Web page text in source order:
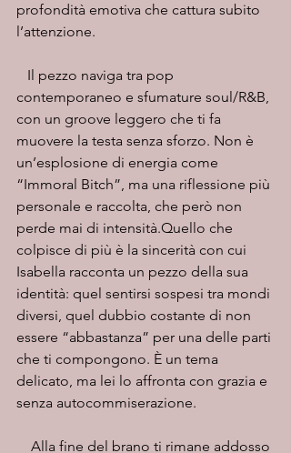
profondità emotiva che cattura subito
l’attenzione.
contemporaneo e sfumature soul/R&B,
con un groove leggero che ti fa
muovere la testa senza sforzo. Non è
un’esplosione di energia come
“Immoral Bitch”, ma una riflessione più
personale e raccolta, che però non
perde mai di intensità.Quello che
colpisce di più è la sincerità con cui
Isabella racconta un pezzo della sua
identità: quel sentirsi sospesi tra mondi
diversi, quel dubbio costante di non
essere “abbastanza” per una delle parti
che ti compongono. È un tema
delicato, ma lei lo affronta con grazia e
senza autocommiserazione.